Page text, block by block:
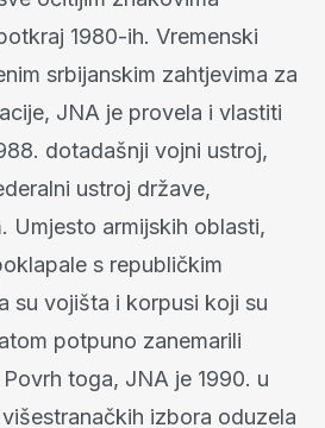
1980-ih. Vremenski
srbijanskim zahtjevima za
JNA je provela i vlastiti
dotadašnji vojni ustroj,
ustroj države,
Umjesto armijskih oblasti,
s republičkim
su vojišta i korpusi koji su
potpuno zanemarili
toga, JNA je 1990. u
izbora oduzela